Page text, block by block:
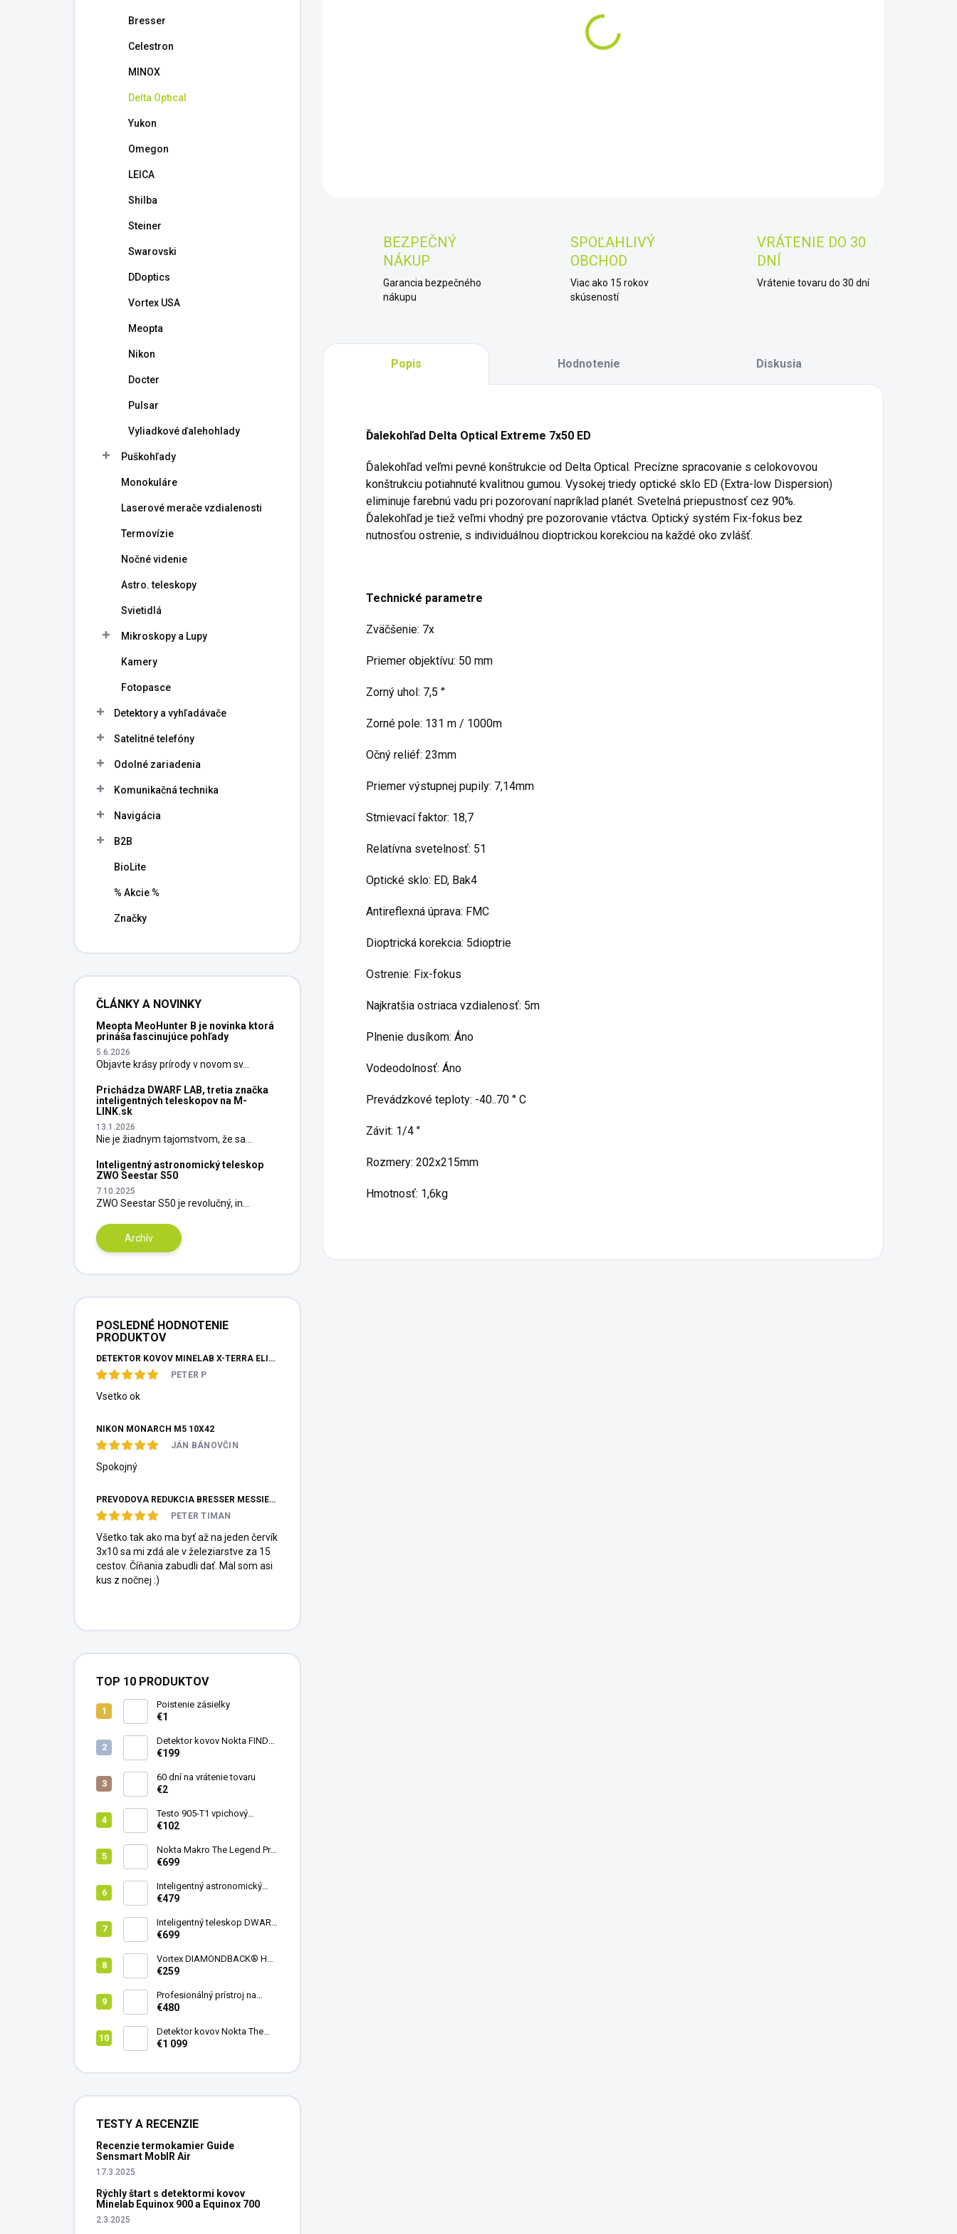
Bresser
Celestron
MINOX
Delta Optical
Yukon
Omegon
LEICA
Shilba
Steiner
Swarovski
DDoptics
Vortex USA
Meopta
Nikon
Docter
Pulsar
Vyliadkové ďalehohlady
Puškohľady
Monokuláre
Laserové merače vzdialenosti
Termovízie
Nočné videnie
Astro. teleskopy
Svietidlá
Mikroskopy a Lupy
Kamery
Fotopasce
Detektory a vyhľadávače
Satelitné telefóny
Odolné zariadenia
Komunikačná technika
Navigácia
B2B
BioLite
% Akcie %
Značky
ČLÁNKY A NOVINKY
Meopta MeoHunter B je novinka ktorá
prináša fascinujúce pohľady
5.6.2026
Objavte krásy prírody v novom sv...
Prichádza DWARF LAB, tretia značka
inteligentných teleskopov na M-
LINK.sk
13.1.2026
Nie je žiadnym tajomstvom, že sa...
Inteligentný astronomický teleskop
ZWO Seestar S50
7.10.2025
ZWO Seestar S50 je revolučný, in...
Archív
POSLEDNÉ HODNOTENIE
PRODUKTOV
DETEKTOR KOVOV MINELAB X-TERRA ELITE PINPOITER SET
PETER P
Vsetko ok
NIKON MONARCH M5 10X42
JÁN BÁNOVČIN
Spokojný
PREVODOVÁ REDUKCIA BRESSER MESSIER HEXAFOC 1:10
PETER TIMAN
Všetko tak ako ma byť až na jeden červík
3x10 sa mi zdá ale v železiarstve za 15
cestov. Číňania zabudli dať. Mal som asi
kus z nočnej :)
TOP 10 PRODUKTOV
Poistenie zásielky
€1
Detektor kovov Nokta FINDX
Pro
€199
60 dní na vrátenie tovaru
€2
Testo 905-T1 vpichový
teplomer
€102
Nokta Makro The Legend Pro
Pack - model 2024
€699
Inteligentný astronomický
teleskop DwarfLab Dwarf
€479
Inteligentný teleskop DWARF
III + originálny statív DWARF 3
€699
Vortex DIAMONDBACK® HD
8X42
€259
Profesionálný prístroj na
vedenie vŕtania Laserliner
€480
Detektor kovov Nokta The
Legend 2
€1 099
TESTY A RECENZIE
Recenzie termokamier Guide
Sensmart MobIR Air
17.3.2025
Rýchly štart s detektormi kovov
Minelab Equinox 900 a Equinox 700
2.3.2025
BEZPEČNÝ
NÁKUP
Garancia bezpečného
nákupu
SPOĽAHLIVÝ
OBCHOD
Viac ako 15 rokov
skúseností
VRÁTENIE DO 30
DNÍ
Vrátenie tovaru do 30 dní
Popis Hodnotenie Diskusia
Ďalekohľad Delta Optical Extreme 7x50 ED
Ďalekohľad veľmi pevné konštrukcie od Delta Optical. Precízne spracovanie s celokovovou
konštrukciu potiahnuté kvalitnou gumou. Vysokej triedy optické sklo ED (Extra-low Dispersion)
eliminuje farebnú vadu pri pozorovaní napríklad planét. Svetelná priepustnosť cez 90%.
Ďalekohľad je tiež veľmi vhodný pre pozorovanie vtáctva. Optický systém Fix-fokus bez
nutnosťou ostrenie, s individuálnou dioptrickou korekciou na každé oko zvlášť.
Technické parametre
Zväčšenie: 7x
Priemer objektívu: 50 mm
Zorný uhol: 7,5 °
Zorné pole: 131 m / 1000m
Očný reliéf: 23mm
Priemer výstupnej pupily: 7,14mm
Stmievací faktor: 18,7
Relatívna svetelnosť: 51
Optické sklo: ED, Bak4
Antireflexná úprava: FMC
Dioptrická korekcia: 5dioptrie
Ostrenie: Fix-fokus
Najkratšia ostriaca vzdialenosť: 5m
Plnenie dusíkom: Áno
Vodeodolnosť: Áno
Prevádzkové teploty: -40..70 ° C
Závit: 1/4 "
Rozmery: 202x215mm
Hmotnosť: 1,6kg